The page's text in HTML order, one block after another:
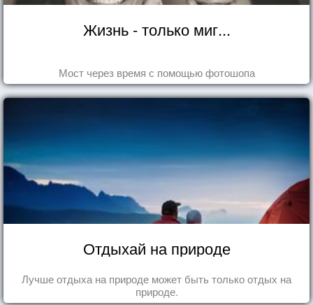
Жизнь - только миг...
Мост через время с помощью фотошопа
Отдыхай на природе
Лучше отдыха на природе может быть только отдых на
природе.